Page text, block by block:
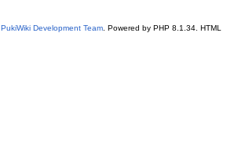
PukiWiki Development Team. Powered by PHP 8.1.34. HTML